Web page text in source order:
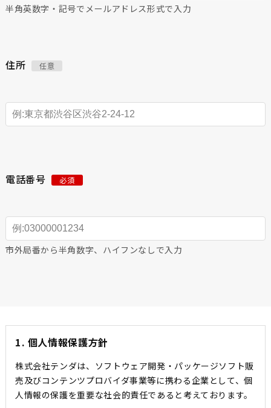
半角英数字・記号でメールアドレス形式で入力
住所 任意
電話番号 必須
市外局番から半角数字、ハイフンなしで入力
1. 個人情報保護方針
株式会社テンダは、ソフトウェア開発・パッケージソフト販
売及びコンテンツプロバイダ事業等に携わる企業として、個
人情報の保護を重要な社会的責任であると考えております。